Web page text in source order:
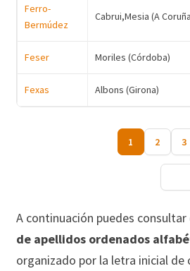
Ferro-
Bermúdez
Cabrui,Mesia (A
Feser Moriles (Córdoba)
Fexas Albons (Girona)
1 2 3
A continuación puedes consultar
de apellidos ordenados
organizado por la letra inicial de